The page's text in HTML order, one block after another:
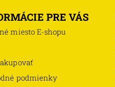
PRE VÁS
miesto E-shopu
podmienky